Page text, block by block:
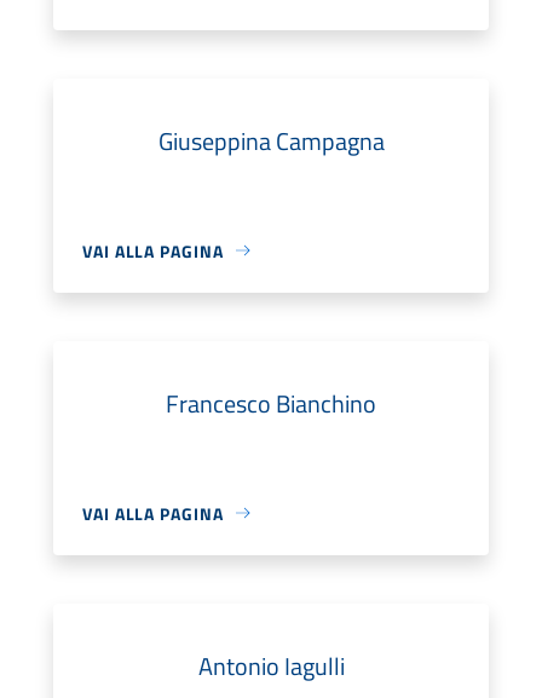
Giuseppina Campagna
VAI ALLA PAGINA
Francesco Bianchino
VAI ALLA PAGINA
Antonio Iagulli